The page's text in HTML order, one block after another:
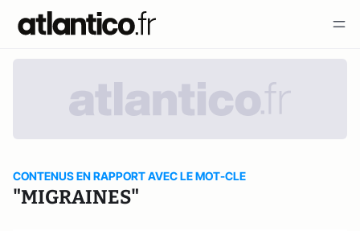
CONTENUS EN RAPPORT AVEC LE MOT-CLE
"MIGRAINES"